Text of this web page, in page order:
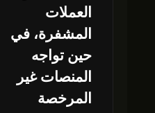
العملات
المشفرة، في
حين تواجه
المنصات غير
المرخصة